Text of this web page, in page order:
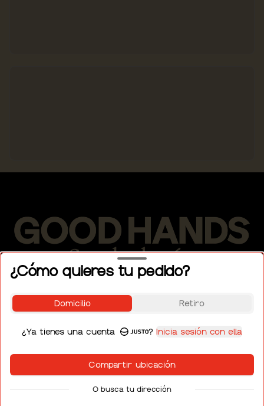
Conócenos
Ubicación
Política de privacidad
¿Cómo quieres tu pedido?
Domicilio Retiro
¿Ya tienes una cuenta ? Inicia sesión con ella
Compartir ubicación
O busca tu dirección